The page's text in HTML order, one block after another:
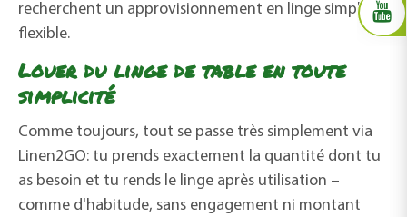
recherchent un approvisionnement en linge simple et
flexible.
Louer du linge de table en toute
simplicité
Comme toujours, tout se passe très simplement via
Linen2GO: tu prends exactement la quantité dont tu
as besoin et tu rends le linge après utilisation –
comme d'habitude, sans engagement ni montant